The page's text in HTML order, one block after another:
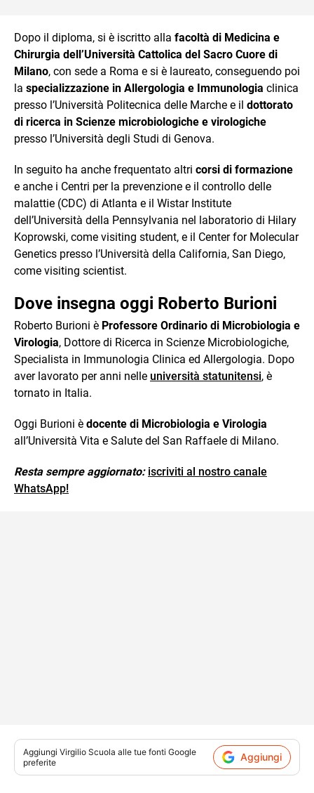
Dopo il diploma, si è iscritto alla facoltà di Medicina e
Chirurgia dell’Università Cattolica del Sacro Cuore di
Milano, con sede a Roma e si è laureato, conseguendo poi
la specializzazione in Allergologia e Immunologia clinica
presso l’Università Politecnica delle Marche e il dottorato
di ricerca in Scienze microbiologiche e virologiche
presso l’Università degli Studi di Genova.
In seguito ha anche frequentato altri corsi di formazione
e anche i Centri per la prevenzione e il controllo delle
malattie (CDC) di Atlanta e il Wistar Institute
dell’Università della Pennsylvania nel laboratorio di Hilary
Koprowski, come visiting student, e il Center for Molecular
Genetics presso l’Università della California, San Diego,
come visiting scientist.
Dove insegna oggi Roberto Burioni
Roberto Burioni è Professore Ordinario di Microbiologia e
Virologia, Dottore di Ricerca in Scienze Microbiologiche,
Specialista in Immunologia Clinica ed Allergologia. Dopo
aver lavorato per anni nelle università statunitensi, è
tornato in Italia.
Oggi Burioni è docente di Microbiologia e Virologia
all’Università Vita e Salute del San Raffaele di Milano.
Resta sempre aggiornato: iscriviti al nostro canale
WhatsApp!
Aggiungi Virgilio Scuola alle tue fonti Google
preferite
Aggiungi